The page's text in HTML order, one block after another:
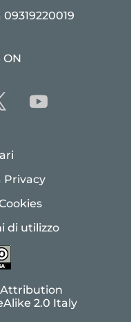
ON
Privacy
di utilizzo
Attribution
2.0 Italy